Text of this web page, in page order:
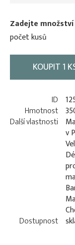
Zadejte množství
počet kusů
KOUPIT1
ID
Hmotnost
Další vlastnosti
v
Dostupnost